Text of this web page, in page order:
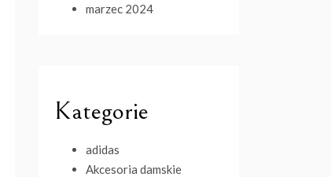
marzec 2024
Kategorie
adidas
Akcesoria damskie